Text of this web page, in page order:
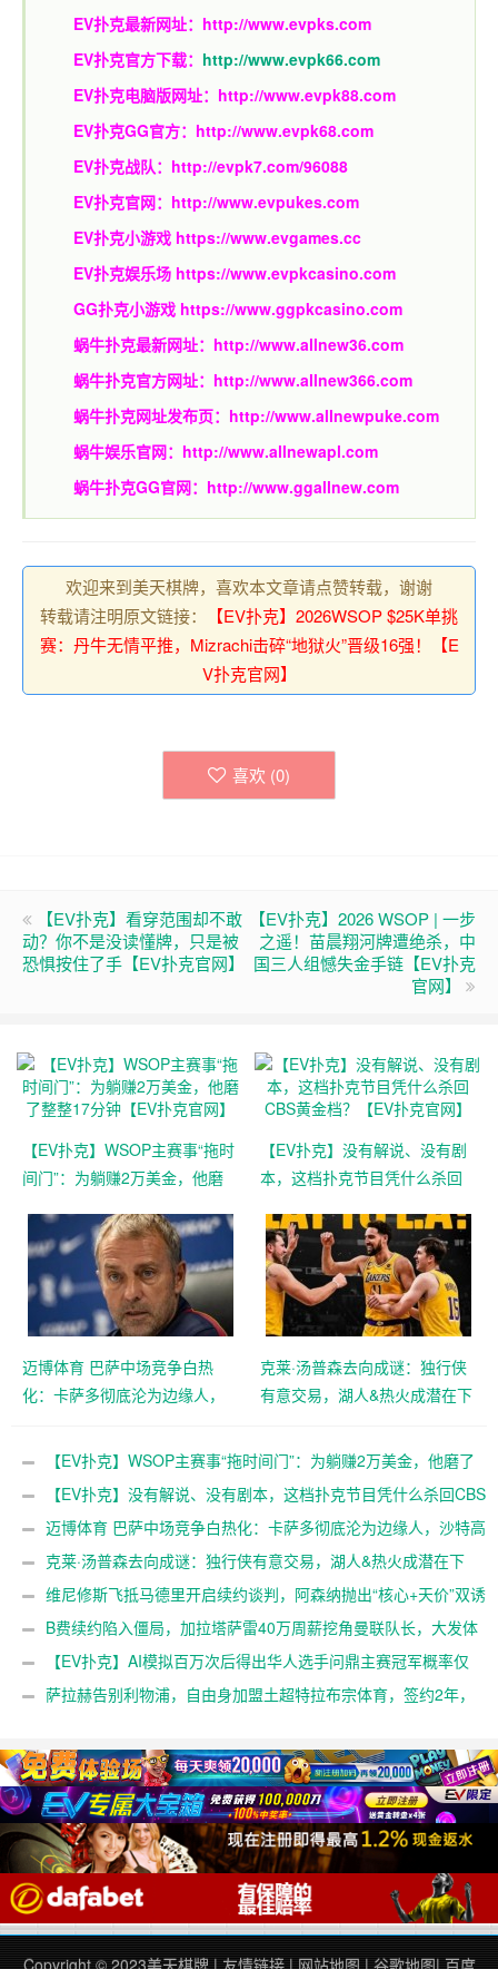
EV扑克最新网址： http://www.evpks.com
EV扑克官方下载： http://www.evpk66.com
EV扑克电脑版网址： http://www.evpk88.com
EV扑克GG官方： http://www.evpk68.com
EV扑克战队： http://evpk7.com/96088
EV扑克官网： http://www.evpukes.com
EV扑克小游戏 https://www.evgames.cc
EV扑克娱乐场 https://www.evpkcasino.com
GG扑克小游戏 https://www.ggpkcasino.com
蜗牛扑克最新网址： http://www.allnew36.com
蜗牛扑克官方网址： http://www.allnew366.com
蜗牛扑克网址发布页： http://www.allnewpuke.com
蜗牛娱乐官网： http://www.allnewapl.com
蜗牛扑克GG官网： http://www.ggallnew.com
欢迎来到美天棋牌，喜欢本文章请点赞转载，谢谢
转载请注明原文链接：
【EV扑克】2026WSOP $25K单挑
赛：丹牛无情平推，Mizrachi击碎“地狱火”晋级16强！【E
V扑克官网】
喜欢 (0)
【EV扑克】看穿范围却不敢
动？你不是没读懂牌，只是被
恐惧按住了手【EV扑克官网】
【EV扑克】2026 WSOP | 一步
之遥！苗晨翔河牌遭绝杀，中
国三人组憾失金手链【EV扑克
官网】
【EV扑克】WSOP主赛事“拖时
间门”：为躺赚2万美金，他磨
【EV扑克】没有解说、没有剧
本，这档扑克节目凭什么杀回
迈博体育 巴萨中场竞争白热
化：卡萨多彻底沦为边缘人，
【EV扑克官网】
克莱·汤普森去向成谜：独行侠
有意交易，湖人&热火成潜在下
路！【EV扑克官网】
【EV扑克】WSOP主赛事“拖时间门”：为躺赚2万美金，他磨了
整整17分钟【EV扑克官网】
【EV扑克】没有解说、没有剧本，这档扑克节目凭什么杀回CBS
黄金档？【EV扑克官网】
迈博体育 巴萨中场竞争白热化：卡萨多彻底沦为边缘人，沙特高
薪邀约引发去留两难【EV扑克官网】
克莱·汤普森去向成谜：独行侠有意交易，湖人&热火成潜在下
家，大发体育助力你的致富之路！【EV扑克官网】
维尼修斯飞抵马德里开启续约谈判，阿森纳抛出“核心+天价”双诱
惑，大发体育助力你的致富之路！【EV扑克官网】
B费续约陷入僵局，加拉塔萨雷40万周薪挖角曼联队长，大发体
育助力你的致富之路！【EV扑克官网】
【EV扑克】AI模拟百万次后得出华人选手问鼎主赛冠军概率仅
3%【EV扑克官网】
萨拉赫告别利物浦，自由身加盟土超特拉布宗体育，签约2年，
Copyright © 2023美天棋牌| 友情链接| 网站地图 | 谷歌地图| 百度